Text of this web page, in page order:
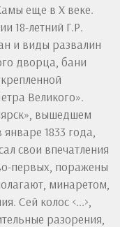
еще в X веке.
18-летний Г.Р.
и виды развалин
дворца, бани
Великого».
вышедшем
1833 года,
свои впечатления
первых, поражены
минаретом,
Сей колос <...>,
разорения,